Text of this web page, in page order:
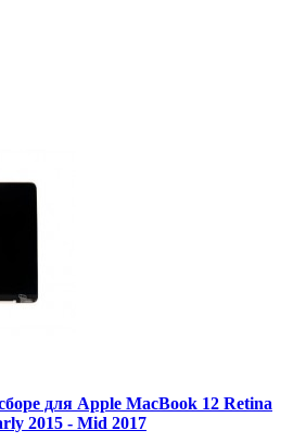
для Apple MacBook 12 Retina
2015 - Mid 2017